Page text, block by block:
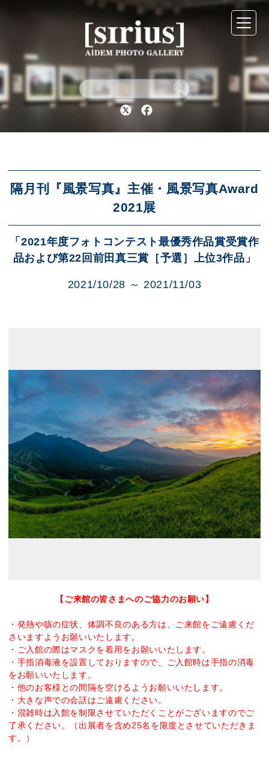
Twitter Facebook
隔月刊『風景写真』主催・風景写真Award
2021展
「2021年度フォトコンテスト最優秀作品賞受賞作
品および第22回前田真三賞［予選］上位3作品」
2021/10/28 ～ 2021/11/03
【ご来館の皆さまへのご協力のお願い】
・発熱や咳の症状、体調不良のある方は、ご来館をご遠慮くだ
さいますようお願いいたします。
・ご入館の際はマスクを着用をお願いいたします。
・手指消毒液を設置しておりますので、ご入館時は手指の消毒
をお願いいたします。
・他のお客様との間隔を空けるようお願いいたします。
・大きな声での会話はご遠慮ください。
・混雑時は入館を制限させていただくことがございますのでご
了承ください。（出展者を含め25名を限度とさせていただきま
す。）
シリウスについて
展示スケジュール
アクセス
ブログ